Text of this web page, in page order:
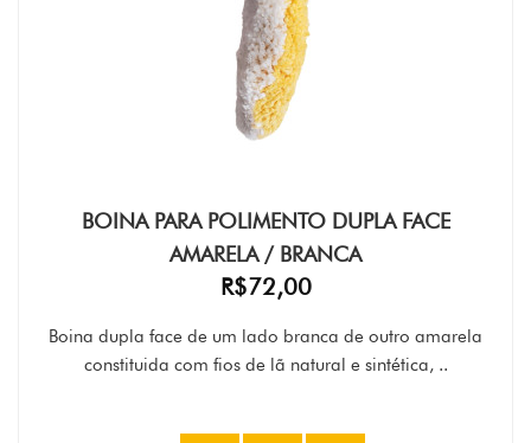
BOINA PARA POLIMENTO DUPLA FACE
AMARELA / BRANCA
R$72,00
Boina dupla face de um lado branca de outro amarela
constituida com fios de lã natural e sintética, ..